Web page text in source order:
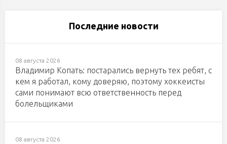
Последние новости
08 августа 2026
Владимир Копать: постарались вернуть тех ребят, с
кем я работал, кому доверяю, поэтому хоккеисты
сами понимают всю ответственность перед
болельщиками
08 августа 2026